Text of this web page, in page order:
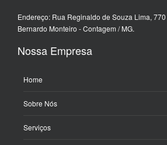
Endereço: Rua Reginaldo de Souza Lima, 770
Bernardo Monteiro - Contagem / MG.
Nossa Empresa
Home
Sobre Nós
Serviços